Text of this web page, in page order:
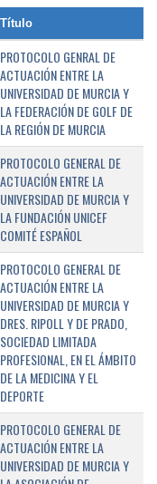
Título
PROTOCOLO GENRAL DE
ACTUACIÓN ENTRE LA
UNIVERSIDAD DE MURCIA Y
LA FEDERACIÓN DE GOLF DE
LA REGIÓN DE MURCIA
PROTOCOLO GENERAL DE
ACTUACIÓN ENTRE LA
UNIVERSIDAD DE MURCIA Y
LA FUNDACIÓN UNICEF
COMITÉ ESPAÑOL
PROTOCOLO GENERAL DE
ACTUACIÓN ENTRE LA
UNIVERSIDAD DE MURCIA Y
DRES. RIPOLL Y DE PRADO,
SOCIEDAD LIMITADA
PROFESIONAL, EN EL ÁMBITO
DE LA MEDICINA Y EL
DEPORTE
PROTOCOLO GENERAL DE
ACTUACIÓN ENTRE LA
UNIVERSIDAD DE MURCIA Y